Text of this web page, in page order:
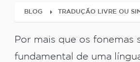
BLOG TRADUÇÃO LIVRE OU
‌Por mais que os fonemas
fundamental de uma